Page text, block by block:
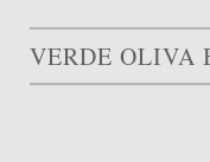
VERDE OLIVA